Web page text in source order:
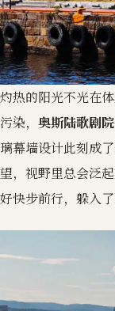
灼热的阳光不光在
污染， 奥斯陆歌剧院
璃幕墙设计此刻成
望，视野里总会泛
好快步前行，躲入了